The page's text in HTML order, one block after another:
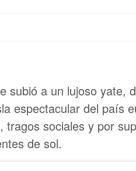
subió a un lujoso yate,
espectacular del país
tragos sociales y por
de sol.